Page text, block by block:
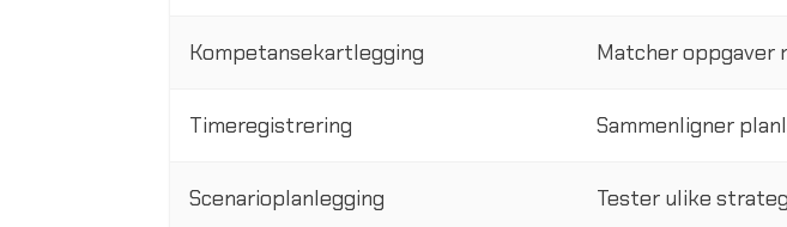
Kompetansekartlegging Matcher oppgaver
Timeregistrering Sammenligner
Scenarioplanlegging Tester ulike